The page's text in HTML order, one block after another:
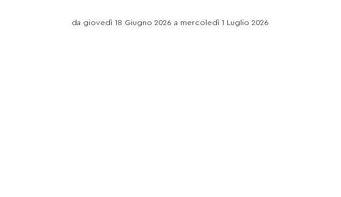
da giovedì 18 Giugno 2026 a mercoledì 1 Luglio 2026